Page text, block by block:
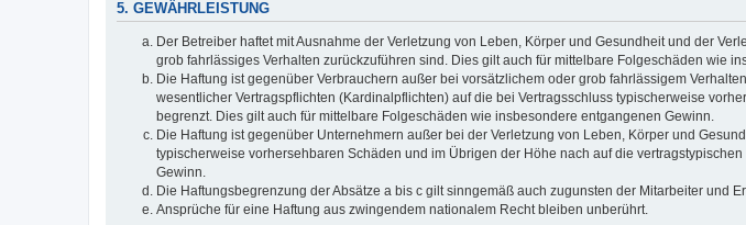
5. GEWÄHRLEISTUNG
Der Betreiber haftet mit Ausnahme der Verletzung von Leben, Körper und Gesundheit und der
grob fahrlässiges Verhalten zurückzuführen sind. Dies gilt auch für mittelbare Folgeschäden wie
Die Haftung ist gegenüber Verbrauchern außer bei vorsätzlichem oder grob fahrlässigem
wesentlicher Vertragspflichten (Kardinalpflichten) auf die bei Vertragsschluss typischerweise
begrenzt. Dies gilt auch für mittelbare Folgeschäden wie insbesondere entgangenen Gewinn.
Die Haftung ist gegenüber Unternehmern außer bei der Verletzung von Leben, Körper und
typischerweise vorhersehbaren Schäden und im Übrigen der Höhe nach auf die
Gewinn.
Die Haftungsbegrenzung der Absätze a bis c gilt sinngemäß auch zugunsten der Mitarbeiter und
Ansprüche für eine Haftung aus zwingendem nationalem Recht bleiben unberührt.